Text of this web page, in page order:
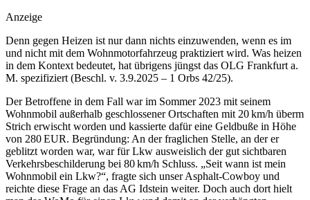
Anzeige
Denn gegen Heizen ist nur dann nichts einzuwenden, wenn es im
und nicht mit dem Wohnmotorfahrzeug praktiziert wird. Was heizen
in dem Kontext bedeutet, hat übrigens jüngst das OLG Frankfurt a.
M. spezifiziert (Beschl. v. 3.9.​2025 – 1 Orbs 42/25).
Der Betroffene in dem Fall war im Sommer 2023 mit seinem
Wohnmobil außerhalb geschlossener Ortschaften mit 20 km/h überm
Strich erwischt worden und kassierte dafür eine Geldbuße in Höhe
von 280 EUR. Begründung: An der fraglichen Stelle, an der er
geblitzt worden war, war für Lkw ausweislich der gut sichtbaren
Verkehrsbeschilderung bei 80 km/h Schluss. „Seit wann ist mein
Wohnmobil ein Lkw?“, fragte sich unser Asphalt-Cowboy und
reichte diese Frage an das AG Idstein weiter. Doch auch dort hielt